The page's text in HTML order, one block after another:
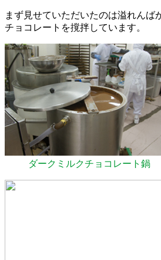
まず見せていただいたのは溢れんば
チョコレートを撹拌しています。
ダークミルクチョコレート鍋